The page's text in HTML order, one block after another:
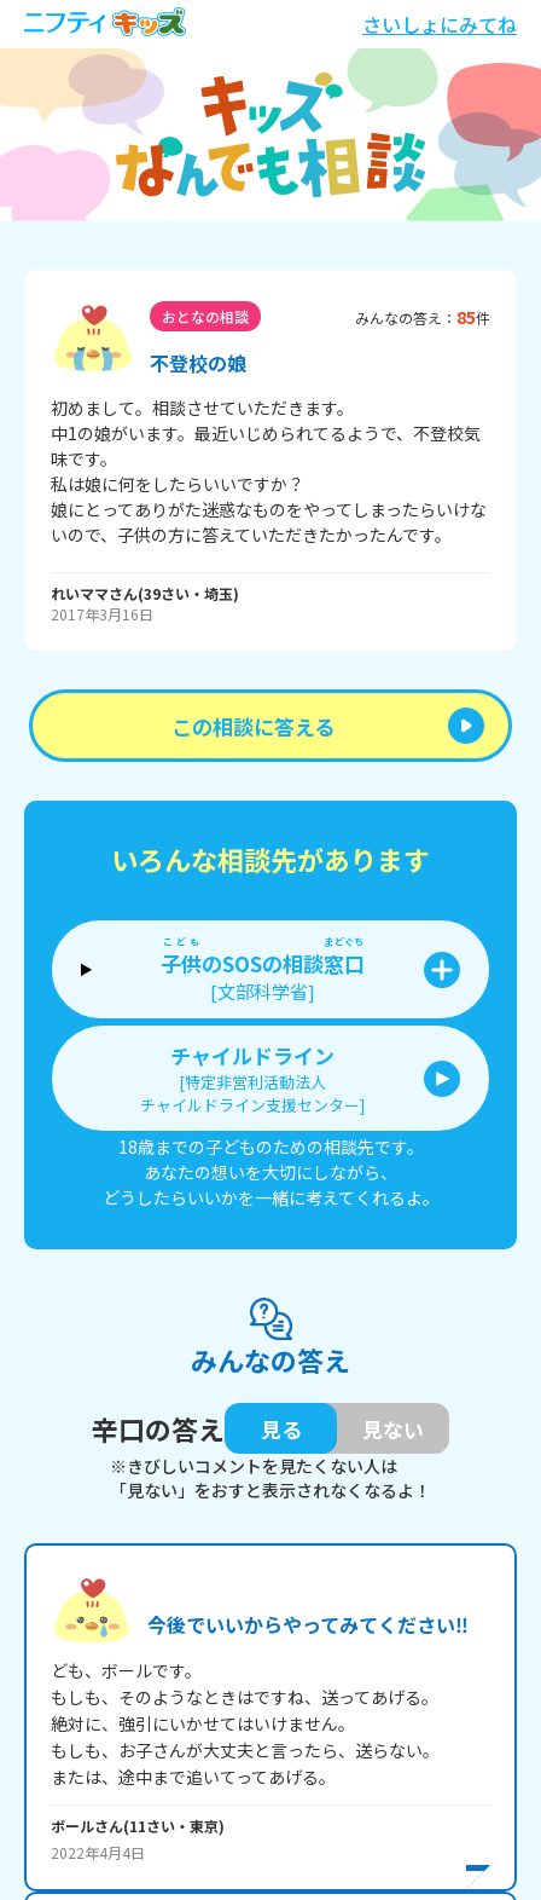
さいしょにみてね
おとなの相談 みんなの答え： 85件
不登校の娘
初めまして。相談させていただきます。
中1の娘がいます。最近いじめられてるようで、不登校気
味です。
私は娘に何をしたらいいですか？
娘にとってありがた迷惑なものをやってしまったらいけな
いので、子供の方に答えていただきたかったんです。
れいママさん(39さい・ 埼玉)
2017年3月16日
この相談に答える
いろんな相談先があります
子供
こども
のSOSの相談窓口
まどぐち
[文部科学省]
チャイルドライン
[特定非営利活動法人
チャイルドライン支援センター]
18歳までの子どものための相談先です。
あなたの想いを大切にしながら、
どうしたらいいかを一緒に考えてくれるよ。
みんなの答え
辛口の答え
見る 見ない
※きびしいコメントを見たくない人は
「見ない」をおすと表示されなくなるよ！
今後でいいからやってみてください‼
ども、ボールです。
もしも、そのようなときはですね、送ってあげる。
絶対に、強引にいかせてはいけません。
もしも、お子さんが大丈夫と言ったら、送らない。
ボールさん(11さい・ 東京)
2022年4月4日